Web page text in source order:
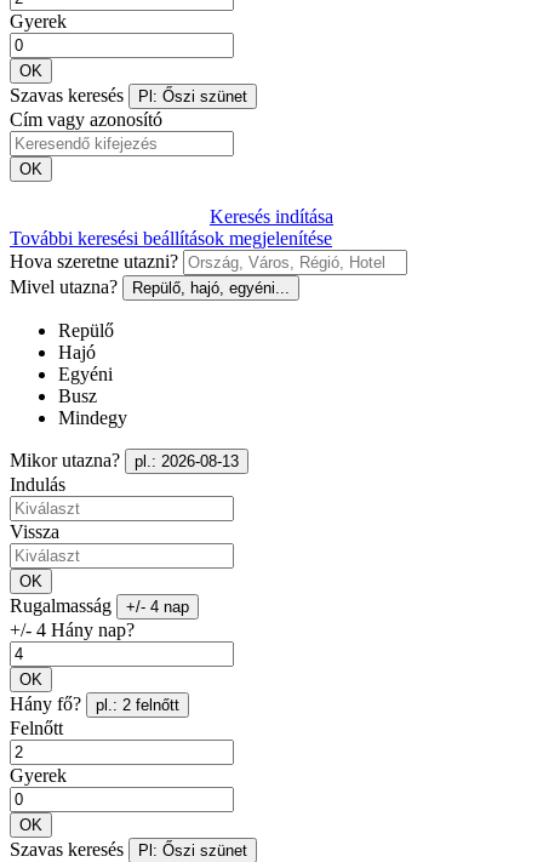
Gyerek
OK
Szavas keresés Pl: Őszi szünet
Cím vagy azonosító
OK
Keresés indítása
További keresési beállítások megjelenítése
Hova szeretne utazni?
Mivel utazna?
Repülő, hajó, egyéni...
Repülő
Hajó
Egyéni
Busz
Mindegy
Mikor utazna? pl.: 2026-08-13
Indulás
Vissza
OK
Rugalmasság +/- 4 nap
+/- 4 Hány nap?
OK
Hány fő? pl.: 2 felnőtt
Felnőtt
Gyerek
OK
Szavas keresés Pl: Őszi szünet